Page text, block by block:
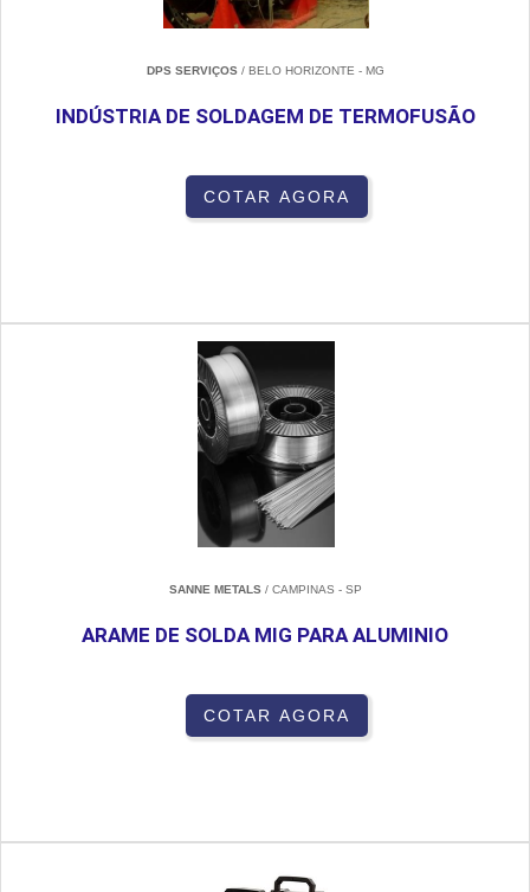
DPS SERVIÇOS/ BELO HORIZONTE - MG
INDÚSTRIA DE SOLDAGEM DE TERMOFUSÃO
COTAR AGORA
SANNE METALS/ CAMPINAS - SP
ARAME DE SOLDA MIG PARA ALUMINIO
COTAR AGORA